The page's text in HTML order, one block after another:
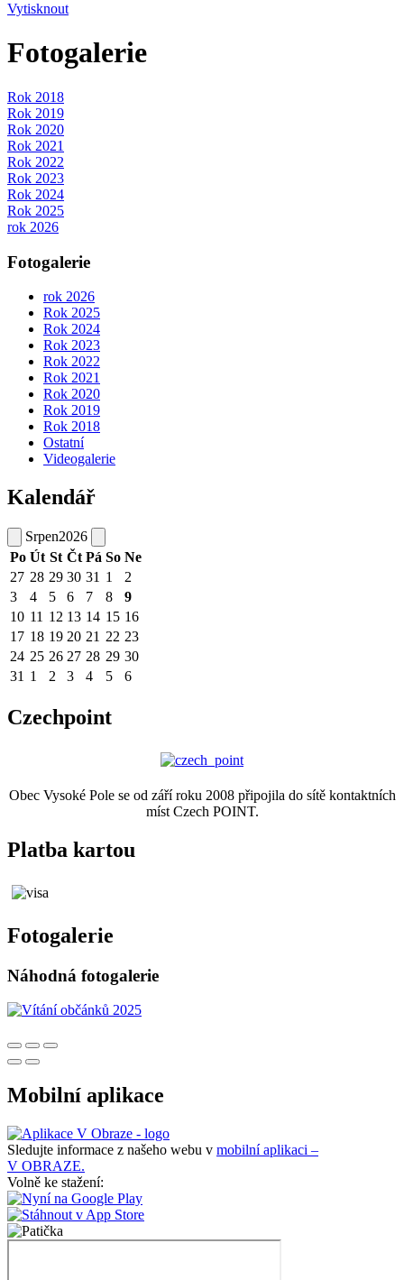
Vytisknout
Fotogalerie
Rok 2018
Rok 2019
Rok 2020
Rok 2021
Rok 2022
Rok 2023
Rok 2024
Rok 2025
rok 2026
Fotogalerie
rok 2026
Rok 2025
Rok 2024
Rok 2023
Rok 2022
Rok 2021
Rok 2020
Rok 2019
Rok 2018
Ostatní
Videogalerie
Kalendář
Srpen2026
Po Út St Čt Pá So Ne
27 28 29 30 31 1
2
3
4 5 6 7 8
9
10 11 12 13 14 15 16
17 18 19 20 21 22 23
24 25 26 27 28 29 30
31 1 2 3 4 5 6
Czechpoint
Obec Vysoké Pole se od září roku 2008 připojila do sítě kontaktních
míst Czech POINT.
Platba kartou
Fotogalerie
Náhodná fotogalerie
Mobilní aplikace
Sledujte informace z našeho webu v mobilní aplikaci –
V OBRAZE.
Volně ke stažení: